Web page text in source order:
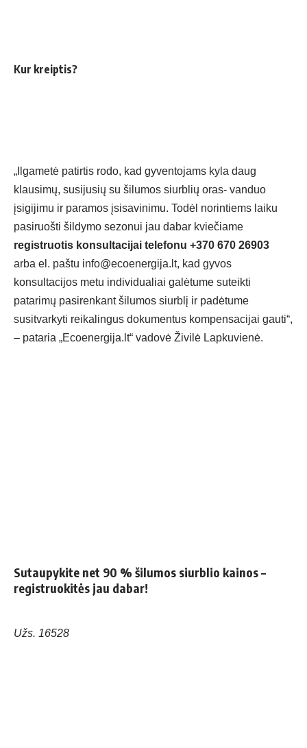
Kur kreiptis?
„Ilgametė patirtis rodo, kad gyventojams kyla daug
klausimų, susijusių su šilumos siurblių oras- vanduo
įsigijimu ir paramos įsisavinimu. Todėl norintiems laiku
pasiruošti šildymo sezonui jau dabar kviečiame
registruotis konsultacijai telefonu +370 670 26903
arba el. paštu info@ecoenergija.lt, kad gyvos
konsultacijos metu individualiai galėtume suteikti
patarimų pasirenkant šilumos siurblį ir padėtume
susitvarkyti reikalingus dokumentus kompensacijai gauti“,
– pataria „Ecoenergija.lt“ vadovė Živilė Lapkuvienė.
Sutaupykite net 90 % šilumos siurblio kainos –
registruokitės jau dabar!
Užs. 16528